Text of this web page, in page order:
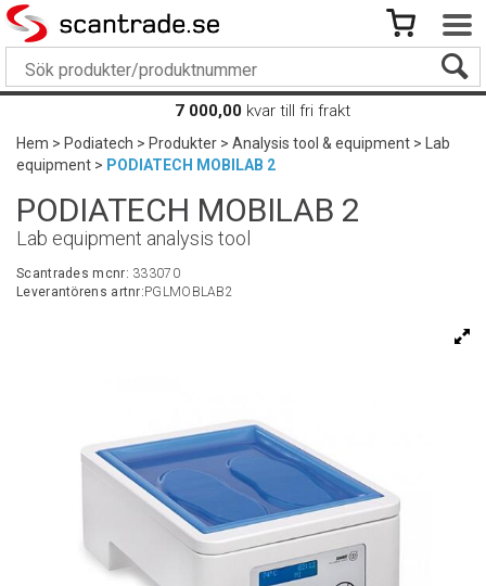
7 000,00 kvar till fri frakt
Hem>Podiatech>Produkter>Analysis tool & equipment>
Lab
equipment> PODIATECH MOBILAB 2
PODIATECH MOBILAB 2
Lab equipment analysis tool
Scantrades mcnr: 333070
Leverantörens artnr:PGLMOBLAB2